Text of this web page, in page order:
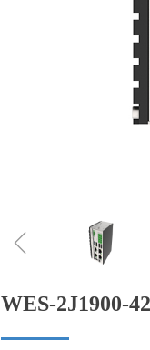
ꁆ
WES-2J1900-